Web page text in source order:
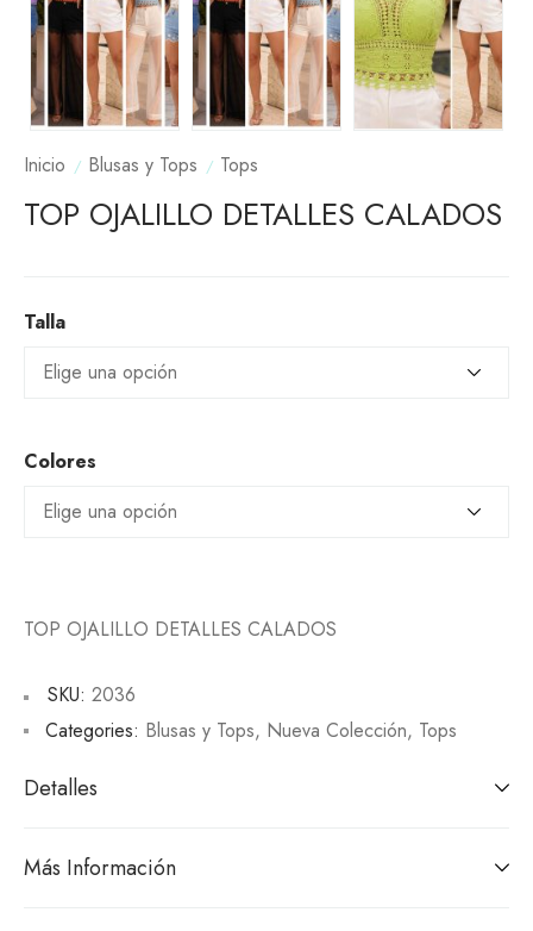
Inicio Blusas y Tops Tops
TOP OJALILLO DETALLES CALADOS
Talla
Colores
TOP OJALILLO DETALLES CALADOS
SKU: 2036
Categories: Blusas y Tops, Nueva Colección, Tops
Detalles
Más Información